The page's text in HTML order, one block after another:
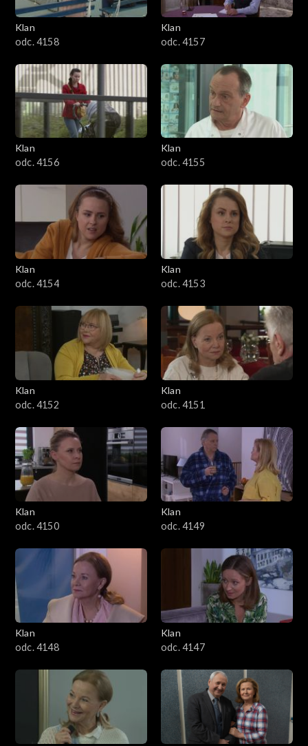
Klan
odc. 4158
Klan
odc. 4157
Klan
odc. 4156
Klan
odc. 4155
Klan
odc. 4154
Klan
odc. 4153
Klan
odc. 4152
Klan
odc. 4151
Klan
odc. 4150
Klan
odc. 4149
Klan
odc. 4148
Klan
odc. 4147